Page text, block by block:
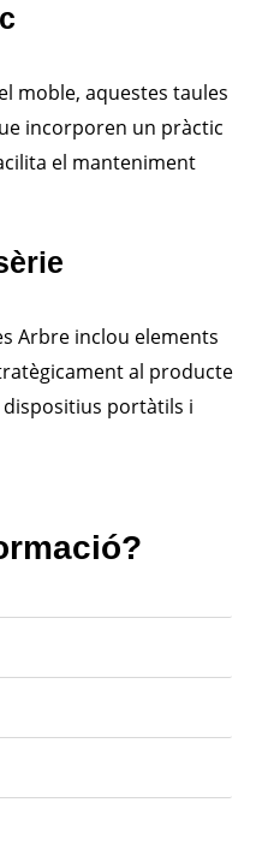
moble, aquestes taules
incorporen un pràctic
el manteniment
Arbre inclou elements
al producte
portàtils i